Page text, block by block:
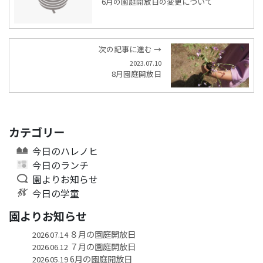
次の記事に進む →
2023.07.10
8月園庭開放日
カテゴリー
今日のハレノヒ
今日のランチ
園よりお知らせ
今日の学童
園よりお知らせ
2026.07.14８月の園庭開放日
2026.06.12７月の園庭開放日
2026.05.196月の園庭開放日